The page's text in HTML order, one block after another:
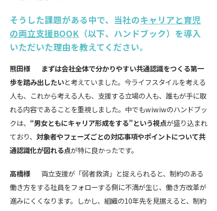
そうした課題がある中で、当社のキャリアと育児
の両立支援BOOK （以下、ハンドブック）を導入
いただいた理由を教えてください。
熊田様
まずは会社全体で分かりやすい共通認識をつくる第一
歩を踏み出したいと考えていました。今ライフスタイルを考える
人も、これから考える人も、支援する立場の人も、誰もが手に取
れる内容であることを重視しました。中でもwiwiwのハンドブッ
クは、 “男女ともにキャリア形成をする”という視点が盛り込まれ
ており、 対象者やフェーズごとの対応事項やポイントについて共
通認識化が図れる点が特に良かったです。
高橋様
両立支援が「弱者救済」と捉えられると、制約のある
働き方をする社員をフォローする側に不満が生じ、働き方改革が
進みにくくなります。しかし、組織の10年先を見据えると、制約